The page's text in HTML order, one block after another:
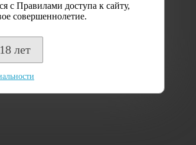
с Правилами доступа к сайту,
совершеннолетие.
лет